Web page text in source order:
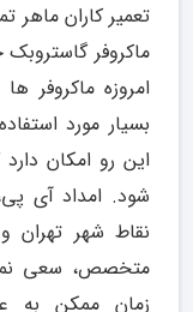
تعمیر کاران ماهر
ماکروفر
امروزه ماکروفر
بسیار مورد
این رو امکان
شود. امداد آی
نقاط شهر تهران
متخصص، سعی
زمان ممکن به